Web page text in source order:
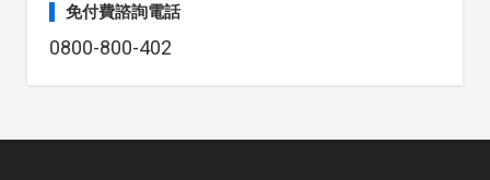
免付費諮詢電話
0800-800-402